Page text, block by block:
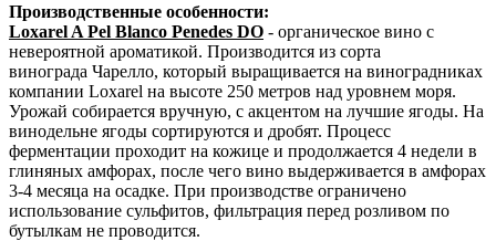
Производственные особенности:
Loxarel A Pel Blanco Penedes DO - органическое вино с
невероятной ароматикой. Производится из сорта
винограда Чарелло, который выращивается на виноградниках
компании Loxarel на высоте 250 метров над уровнем моря.
Урожай собирается вручную, с акцентом на лучшие ягоды. На
винодельне ягоды сортируются и дробят. Процесс
ферментации проходит на кожице и продолжается 4 недели в
глиняных амфорах, после чего вино выдерживается в амфорах
3-4 месяца на осадке. При производстве ограничено
использование сульфитов, фильтрация перед розливом по
бутылкам не проводится.